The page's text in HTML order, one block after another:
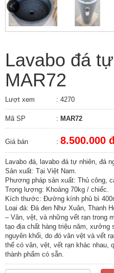
Lavabo đá
MAR72
Lượt xem : 4270
Mã SP : MAR72
Giá bán : 8.500.000
Lavabo đá, lavabo đá tự nhiên, đá
Sản xuất: Tại Việt Nam.
Phương pháp sản xuất: Thủ công,
Trọng lượng: Khoảng 70kg / chiếc.
Kích thước: Ðường kính phủ bì
Loại đá: Đá đen Như Xuân, Thanh
– Vân, vệt, và những vết rạn trong
tạo địa chất hàng triệu năm, xưởng
nguyên khối, do đó vân vệt và vết
thể có vân, vệt, vết rạn khác nhau,
thành phẩm có sẵn.